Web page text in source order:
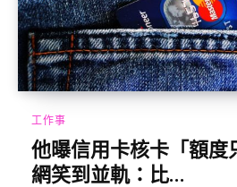
工作事
他曝信用卡核卡「額
網笑到並軌：比...